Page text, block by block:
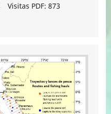
Visitas PDF: 873